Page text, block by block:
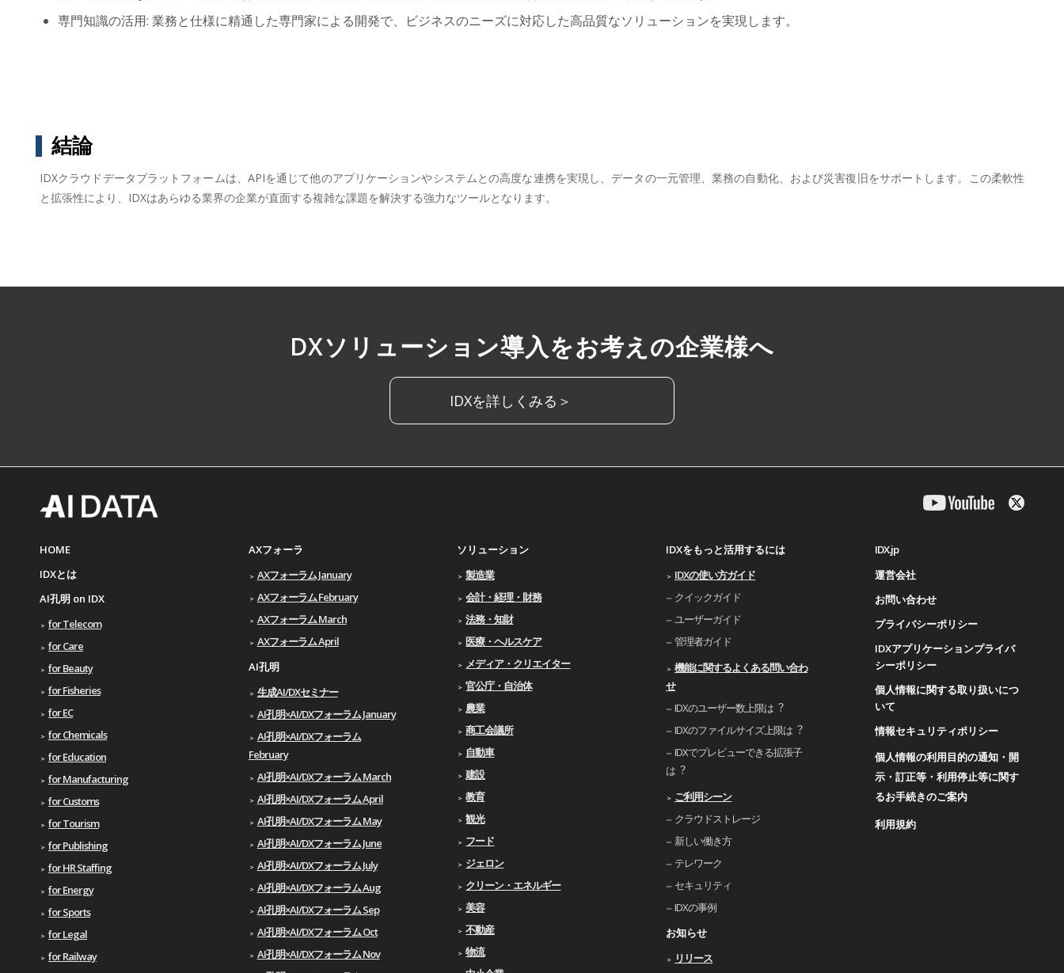
専門知識の活用: 業務と仕様に精通した専門家による開発で、ビジネスのニーズに対応した高品質なソリューションを実現します。
結論
IDXクラウドデータプラットフォームは、APIを通じて他のアプリケーションやシステムとの高度な連携を実現し、データの一元管理、業務の自動化、および災害復旧をサポートします。この柔軟性
と拡張性により、IDXはあらゆる業界の企業が直面する複雑な課題を解決する強力なツールとなります。
DXソリューション導入をお考えの企業様へ
IDXを詳しくみる＞
HOME
IDXとは
AI孔明 on IDX
for Telecom
for Care
for Beauty
for Fisheries
for EC
for Chemicals
for Education
for Manufacturing
for Customs
for Tourism
for Publishing
for HR Staffing
for Energy
for Sports
for Legal
for Railway
AXフォーラ
AXフォーラム January
AXフォーラム February
AXフォーラム March
AXフォーラム April
AI孔明
生成AI/DXセミナー
AI孔明×AI/DXフォーラム January
AI孔明×AI/DXフォーラム
February
AI孔明×AI/DXフォーラム March
AI孔明×AI/DXフォーラム April
AI孔明×AI/DXフォーラム May
AI孔明×AI/DXフォーラム June
AI孔明×AI/DXフォーラム July
AI孔明×AI/DXフォーラム Aug
AI孔明×AI/DXフォーラム Sep
AI孔明×AI/DXフォーラム Oct
AI孔明×AI/DXフォーラム Nov
ソリューション
製造業
会計・経理・財務
法務・知財
医療・ヘルスケア
メディア・クリエイター
官公庁・自治体
農業
商工会議所
自動車
建設
教育
観光
フード
ジェロン
クリーン・エネルギー
美容
不動産
物流
IDXをもっと活用するには
IDXの使い⽅ガイド
クイックガイド
ユーザーガイド
管理者ガイド
機能に関するよくある問い合わ
せ
IDXのユーザー数上限は︖
IDXのファイルサイズ上限は︖
IDXでプレビューできる拡張⼦
は︖
ご利⽤シーン
クラウドストレージ
新しい働き⽅
テレワーク
セキュリティ
IDXの事例
お知らせ
リリース
IDX.jp
運営会社
お問い合わせ
プライバシーポリシー
IDXアプリケーションプライバ
シーポリシー
個人情報に関する取り扱いにつ
いて
情報セキュリティポリシー
個人情報の利用目的の通知・開
示・訂正等・利用停止等に関す
るお手続きのご案内
利用規約